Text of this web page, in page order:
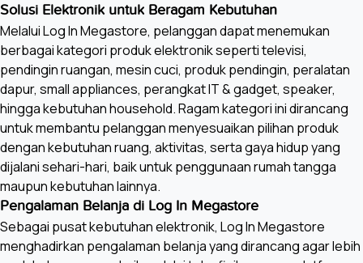
Solusi Elektronik untuk Beragam Kebutuhan
Melalui Log In Megastore, pelanggan dapat menemukan
berbagai kategori produk elektronik seperti televisi,
pendingin ruangan, mesin cuci, produk pendingin, peralatan
dapur, small appliances, perangkat IT & gadget, speaker,
hingga kebutuhan household. Ragam kategori ini dirancang
untuk membantu pelanggan menyesuaikan pilihan produk
dengan kebutuhan ruang, aktivitas, serta gaya hidup yang
dijalani sehari-hari, baik untuk penggunaan rumah tangga
maupun kebutuhan lainnya.
Pengalaman Belanja di Log In Megastore
Sebagai pusat kebutuhan elektronik, Log In Megastore
menghadirkan pengalaman belanja yang dirancang agar lebih